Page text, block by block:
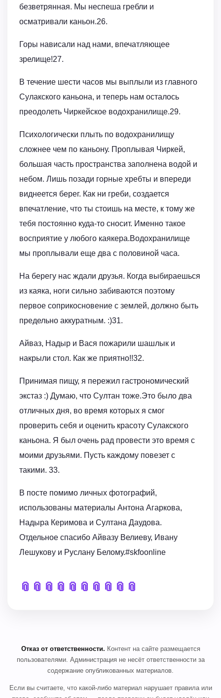
безветрянная. Мы неспеша гребли и
осматривали каньон.26.
Горы нависали над нами, впечатляющее
зрелище!27.
В течение шести часов мы выплыли из главного
Сулакского каньона, и теперь нам осталось
преодолеть Чиркейское водохранилище.29.
Психологически плыть по водохранилищу
сложнее чем по каньону. Проплывая Чиркей,
большая часть пространства заполнена водой и
небом. Лишь позади горные хребты и впереди
виднеется берег. Как ни греби, создается
впечатление, что ты стоишь на месте, к тому же
тебя постоянно куда-то сносит. Именно такое
восприятие у любого каякера.Водохранилище
мы проплывали еще два с половиной часа.
На берегу нас ждали друзья. Когда выбираешься
из каяка, ноги сильно забиваются поэтому
первое соприкосновение с землей, должно быть
предельно аккуратным. :)31.
Айваз, Надыр и Вася пожарили шашлык и
накрыли стол. Как же приятно!!32.
Принимая пищу, я пережил гастрономический
экстаз :) Думаю, что Султан тоже.Это было два
отличных дня, во время которых я смог
проверить себя и оценить красоту Сулакского
каньона. Я был очень рад провести это время с
моими друзьями. Пусть каждому повезет с
такими. 33.
В посте помимо личных фотографий,
использованы материалы Антона Агаркова,
Надыра Керимова и Султана Даудова.
Отдельное спасибо Айвазу Велиеву, Ивану
Лешукову и Руслану Белому.#skfoonline
📎 📎 📎 📎 📎 📎 📎 📎 📎 📎
Отказ от ответственности. Контент на сайте размещается
пользователями. Администрация не несёт ответственности за
содержание опубликованных материалов.
Если вы считаете, что какой-либо материал нарушает правила или